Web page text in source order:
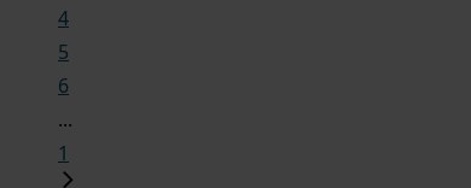
4
5
6
...
1